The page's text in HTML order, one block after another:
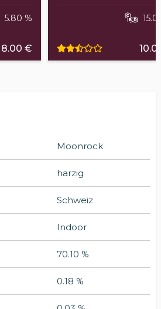
5.80 %
8.00 €
Moonrock
harzig
Schweiz
Indoor
70.10 %
0.18 %